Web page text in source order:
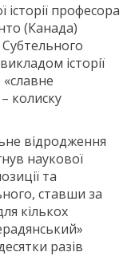
історії професора
(Канада)
історії
колиску
відродження
наукової
та
ставши за
кількох
разів